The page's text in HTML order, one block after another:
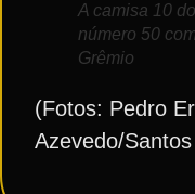
A camisa 10
número 50
Grêmio
(Fotos: Pedro
Azevedo/